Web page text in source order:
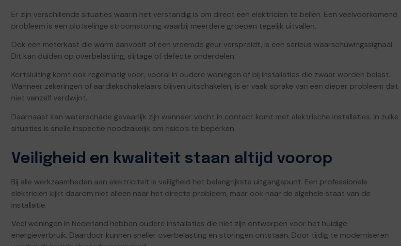
Er zijn verschillende situaties waarin het verstandig is om direct een elektricien te bellen. Een veelvoorkomend
probleem is een plotselinge stroomstoring waarbij meerdere groepen tegelijk uitvallen.
Ook een meterkast die warm aanvoelt of een vreemde geur verspreidt, is een serieus waarschuwingssignaal.
Dit kan duiden op overbelasting, slijtage of defecte onderdelen.
Kortsluiting komt ook regelmatig voor, vooral in oudere woningen of bij installaties die zwaar worden belast.
Wanneer zekeringen of aardlekschakelaars blijven uitschakelen, is er vaak sprake van een dieper probleem dat
niet vanzelf verdwijnt.
Daarnaast kan waterschade gevaarlijk zijn wanneer vocht in contact komt met elektrische installaties. In zulke
situaties is snelle inspectie noodzakelijk om risico’s te beperken.
Veiligheid en kwaliteit staan altijd voorop
Bij alle werkzaamheden aan elektriciteit is veiligheid het belangrijkste uitgangspunt. Een professionele
elektricien kijkt daarom niet alleen naar het directe probleem, maar ook naar de algehele staat van de
installatie.
Veel woningen in Nederland hebben oudere installaties die niet zijn ontworpen voor het huidige
energieverbruik. Daardoor kunnen sneller overbelasting en storingen ontstaan. Door tijdig te moderniseren